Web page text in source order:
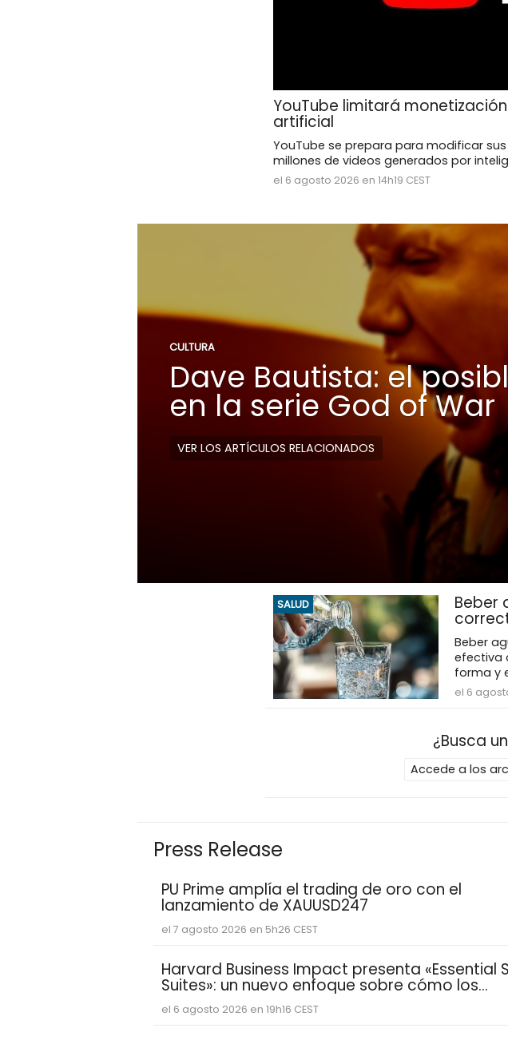
YouTube limitará
artificial
YouTube se prepara para modificar
millones de videos generados por
el 6 agosto 2026 en 14h19 CEST
CULTURA
Dave Bautista: el
en la serie God of War
VER LOS ARTÍCULOS RELACIONADOS
SALUD Beber
Beber
efectiva
forma y
el 6
¿Busca
Accede a los
Press Release
PU Prime amplía el trading de oro con el
lanzamiento de XAUUSD247
el 7 agosto 2026 en 5h26 CEST
Harvard Business Impact presenta «Essential
Suites»: un nuevo enfoque sobre cómo los
estudiantes aprenden y desarrollan las
competencias personales distintivas que
el 6 agosto 2026 en 19h16 CEST